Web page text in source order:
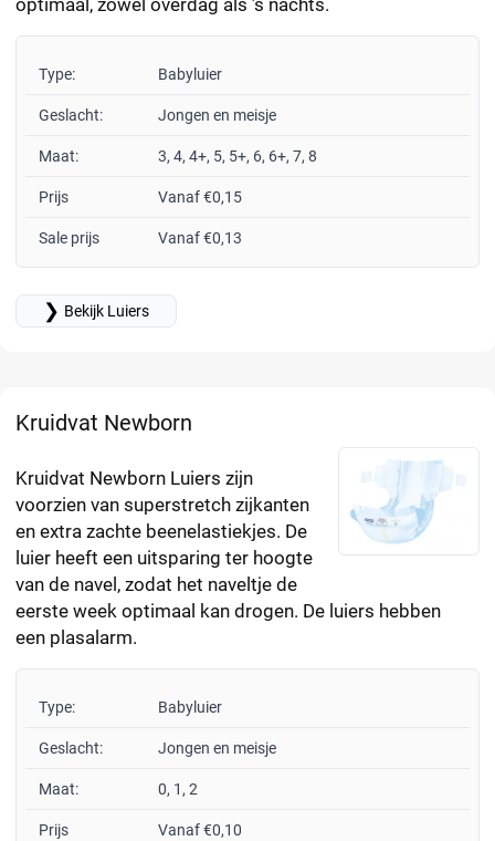
optimaal, zowel overdag als ’s nachts.
Type: Babyluier
Geslacht: Jongen en meisje
Maat: 3, 4, 4+, 5, 5+, 6, 6+, 7, 8
Prijs Vanaf €0,15
Sale prijs Vanaf €0,13
❯ Bekijk Luiers
Kruidvat Newborn
Kruidvat Newborn Luiers zijn
voorzien van superstretch zijkanten
en extra zachte beenelastiekjes. De
luier heeft een uitsparing ter hoogte
van de navel, zodat het naveltje de
eerste week optimaal kan drogen. De luiers hebben
een plasalarm.
Type: Babyluier
Geslacht: Jongen en meisje
Maat: 0, 1, 2
Prijs Vanaf €0,10